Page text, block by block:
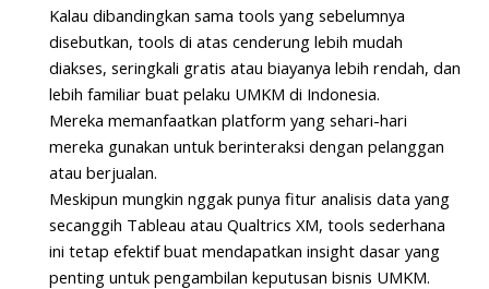
Kalau dibandingkan sama tools yang sebelumnya
disebutkan, tools di atas cenderung lebih mudah
diakses, seringkali gratis atau biayanya lebih rendah, dan
lebih familiar buat pelaku UMKM di Indonesia.
Mereka memanfaatkan platform yang sehari-hari
mereka gunakan untuk berinteraksi dengan pelanggan
atau berjualan.
Meskipun mungkin nggak punya fitur analisis data yang
secanggih Tableau atau Qualtrics XM, tools sederhana
ini tetap efektif buat mendapatkan insight dasar yang
penting untuk pengambilan keputusan bisnis UMKM.